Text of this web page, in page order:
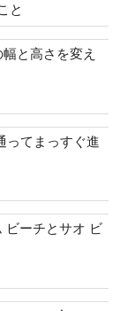
と
と高さを変え
ってまっすぐ進
ビーチとサオ ビ